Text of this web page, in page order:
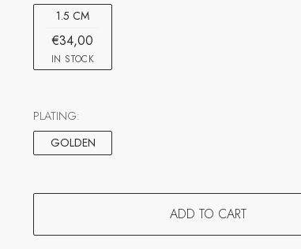
1.5 CM
€34,00
IN STOCK
PLATING:
GOLDEN
ADD TO CART